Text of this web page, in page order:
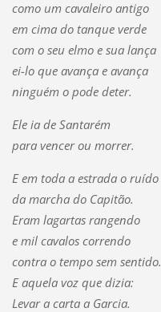
como um cavaleiro antigo
em cima do tanque verde
com o seu elmo e sua lança
ei-lo que avança e avança
ninguém o pode deter.
Ele ia de Santarém
para vencer ou morrer.
E em toda a estrada o ruído
da marcha do Capitão.
Eram lagartas rangendo
e mil cavalos correndo
contra o tempo sem sentido.
E aquela voz que dizia:
Levar a carta a Garcia.